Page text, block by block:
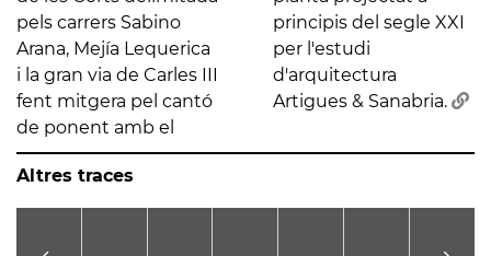
pels carrers Sabino
Arana, Mejía Lequerica
i la gran via de Carles III
fent mitgera pel cantó
de ponent amb el
principis del segle XXI
per l'estudi
d'arquitectura
Artigues & Sanabria.
Altres traces